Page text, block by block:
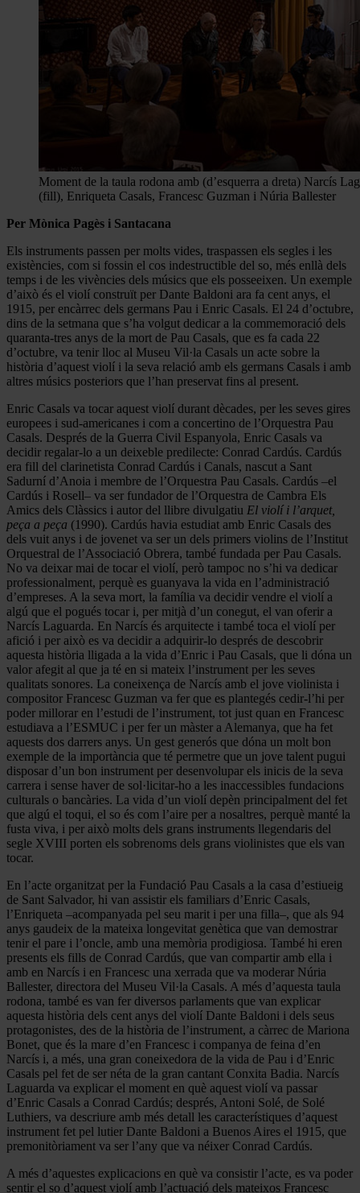
Moment de la taula rodona amb (d’esquerra a dreta) Narcís
(fill), Enriqueta Casals, Francesc Guzman i Núria Ballester
Per Mònica Pagès i Santacana
Els instruments passen per molts vides, traspassen els segles i les
existències, com si fossin el cos indestructible del so, més enllà dels
temps i de les vivències dels músics que els posseeixen. Un exemple
d’això és el violí construït per Dante Baldoni ara fa cent anys, el
1915, per encàrrec dels germans Pau i Enric Casals. El 24 d’octubre,
dins de la setmana que s’ha volgut dedicar a la commemoració dels
quaranta-tres anys de la mort de Pau Casals, que es fa cada 22
d’octubre, va tenir lloc al Museu Vil·la Casals un acte sobre la
història d’aquest violí i la seva relació amb els germans Casals i amb
altres músics posteriors que l’han preservat fins al present.
Enric Casals va tocar aquest violí durant dècades, per les seves gires
europees i sud-americanes i com a concertino de l’Orquestra Pau
Casals. Després de la Guerra Civil Espanyola, Enric Casals va
decidir regalar-lo a un deixeble predilecte: Conrad Cardús. Cardús
era fill del clarinetista Conrad Cardús i Canals, nascut a Sant
Sadurní d’Anoia i membre de l’Orquestra Pau Casals. Cardús –el
Cardús i Rosell– va ser fundador de l’Orquestra de Cambra Els
Amics dels Clàssics i autor del llibre divulgatiu El violí i l’arquet,
peça a peça (1990). Cardús havia estudiat amb Enric Casals des
dels vuit anys i de jovenet va ser un dels primers violins de l’Institut
Orquestral de l’Associació Obrera, també fundada per Pau Casals.
No va deixar mai de tocar el violí, però tampoc no s’hi va dedicar
professionalment, perquè es guanyava la vida en l’administració
d’empreses. A la seva mort, la família va decidir vendre el violí a
algú que el pogués tocar i, per mitjà d’un conegut, el van oferir a
Narcís Laguarda. En Narcís és arquitecte i també toca el violí per
afició i per això es va decidir a adquirir-lo després de descobrir
aquesta història lligada a la vida d’Enric i Pau Casals, que li dóna un
valor afegit al que ja té en si mateix l’instrument per les seves
qualitats sonores. La coneixença de Narcís amb el jove violinista i
compositor Francesc Guzman va fer que es plantegés cedir-l’hi per
poder millorar en l’estudi de l’instrument, tot just quan en Francesc
estudiava a l’ESMUC i per fer un màster a Alemanya, que ha fet
aquests dos darrers anys. Un gest generós que dóna un molt bon
exemple de la importància que té permetre que un jove talent pugui
disposar d’un bon instrument per desenvolupar els inicis de la seva
carrera i sense haver de sol·licitar-ho a les inaccessibles fundacions
culturals o bancàries. La vida d’un violí depèn principalment del fet
que algú el toqui, el so és com l’aire per a nosaltres, perquè manté la
fusta viva, i per això molts dels grans instruments llegendaris del
segle XVIII porten els sobrenoms dels grans violinistes que els van
tocar.
En l’acte organitzat per la Fundació Pau Casals a la casa d’estiueig
de Sant Salvador, hi van assistir els familiars d’Enric Casals,
l’Enriqueta –acompanyada pel seu marit i per una filla–, que als 94
anys gaudeix de la mateixa longevitat genètica que van demostrar
tenir el pare i l’oncle, amb una memòria prodigiosa. També hi eren
presents els fills de Conrad Cardús, que van compartir amb ella i
amb en Narcís i en Francesc una xerrada que va moderar Núria
Ballester, directora del Museu Vil·la Casals. A més d’aquesta taula
rodona, també es van fer diversos parlaments que van explicar
aquesta història dels cent anys del violí Dante Baldoni i dels seus
protagonistes, des de la història de l’instrument, a càrrec de Mariona
Bonet, que és la mare d’en Francesc i companya de feina d’en
Narcís i, a més, una gran coneixedora de la vida de Pau i d’Enric
Casals pel fet de ser néta de la gran cantant Conxita Badia. Narcís
Laguarda va explicar el moment en què aquest violí va passar
d’Enric Casals a Conrad Cardús; després, Antoni Solé, de Solé
Luthiers, va descriure amb més detall les característiques d’aquest
instrument fet pel lutier Dante Baldoni a Buenos Aires el 1915, que
premonitòriament va ser l’any que va néixer Conrad Cardús.
A més d’aquestes explicacions en què va consistir l’acte, es va poder
sentir el so d’aquest violí amb l’actuació dels mateixos Francesc